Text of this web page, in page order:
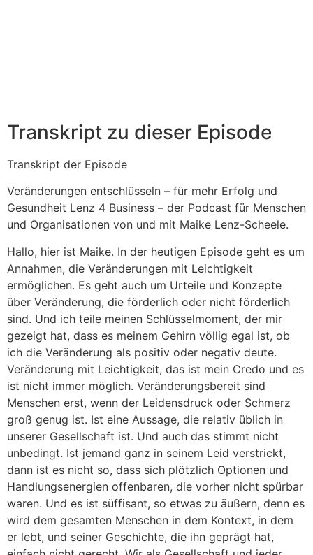
Transkript zu dieser Episode
Transkript der Episode
Veränderungen entschlüsseln – für mehr Erfolg und
Gesundheit Lenz 4 Business – der Podcast für Menschen
und Organisationen von und mit Maike Lenz-Scheele.
Hallo, hier ist Maike. In der heutigen Episode geht es um
Annahmen, die Veränderungen mit Leichtigkeit
ermöglichen. Es geht auch um Urteile und Konzepte
über Veränderung, die förderlich oder nicht förderlich
sind. Und ich teile meinen Schlüsselmoment, der mir
gezeigt hat, dass es meinem Gehirn völlig egal ist, ob
ich die Veränderung als positiv oder negativ deute.
Veränderung mit Leichtigkeit, das ist mein Credo und es
ist nicht immer möglich. Veränderungsbereit sind
Menschen erst, wenn der Leidensdruck oder Schmerz
groß genug ist. Ist eine Aussage, die relativ üblich in
unserer Gesellschaft ist. Und auch das stimmt nicht
unbedingt. Ist jemand ganz in seinem Leid verstrickt,
dann ist es nicht so, dass sich plötzlich Optionen und
Handlungsenergien offenbaren, die vorher nicht spürbar
waren. Und es ist süffisant, so etwas zu äußern, denn es
wird dem gesamten Menschen in dem Kontext, in dem
er lebt, und seiner Geschichte, die ihn geprägt hat,